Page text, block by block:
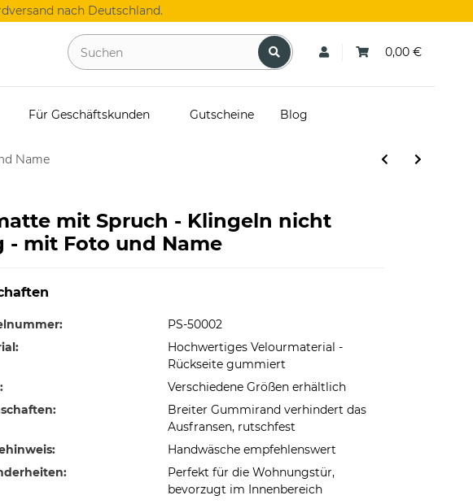
nach Deutschland.
0,00 €
Für Geschäftskunden Gutscheine Blog
Name
mit Spruch - Klingeln nicht
- mit Foto und Name
PS-50002
Hochwertiges Velourmaterial -
Rückseite gummiert
Verschiedene Größen erhältlich
Breiter Gummirand verhindert das
Ausfransen, rutschfest
Handwäsche empfehlenswert
Perfekt für die Wohnungstür,
bevorzugt im Innenbereich